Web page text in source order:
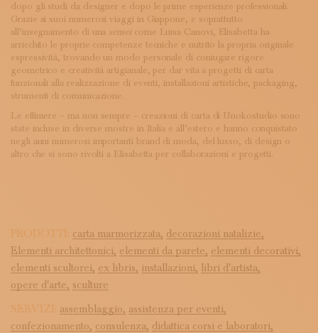
dopo gli studi da designer e dopo le prime esperienze professionali.
Grazie ai suoi numerosi viaggi in Giappone, e soprattutto
all’insegnamento di una senseicome Luisa Canovi, Elisabetta ha
arricchito le proprie competenze tecniche e nutrito la propria originale
espressività, trovando un modo personale di coniugare rigore
geometrico e creatività artigianale, per dar vita a progetti di carta
funzionali alla realizzazione di eventi, installazioni artistiche, packaging,
strumenti di comunicazione.
Le effimere – ma non sempre – creazioni di carta di Unokostudio sono
state incluse in diverse mostre in Italia e all’estero e hanno conquistato
negli anni numerosi importanti brand di moda, del lusso, di design o
altro che si sono rivolti a Elisabetta per collaborazioni e progetti.
PRODOTTI: carta marmorizzata, decorazioni natalizie,
Elementi architettonici, elementi da parete, elementi decorativi,
elementi scultorei, ex libris, installazioni, libri d'artista,
opere d'arte, sculture
SERVIZI: assemblaggio, assistenza per eventi,
confezionamento, consulenza, didattica corsi e laboratori,